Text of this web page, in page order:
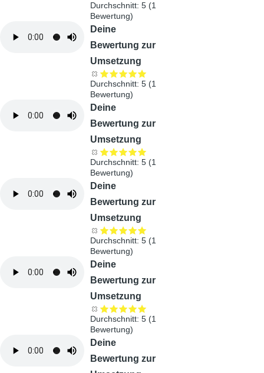
Durchschnitt:5 (1
Bewertung)
Deine
Bewertung zur
Umsetzung
Durchschnitt:5 (1
Bewertung)
Deine
Bewertung zur
Umsetzung
Durchschnitt:5 (1
Bewertung)
Deine
Bewertung zur
Umsetzung
Durchschnitt:5 (1
Bewertung)
Deine
Bewertung zur
Umsetzung
Durchschnitt:5 (1
Bewertung)
Deine
Bewertung zur